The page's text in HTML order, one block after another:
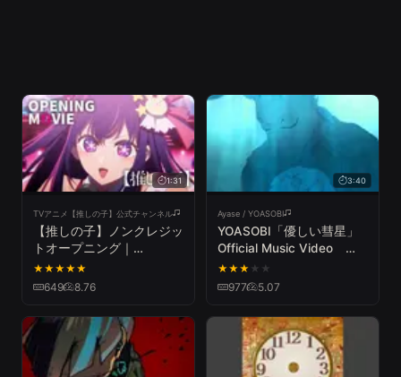
1:31
TVアニメ【推しの子】公式チャンネル
【推しの子】ノンクレジッ
トオープニング｜
YOASOBI「アイドル」
★★★★★
649 8.76
3:40
Ayase / YOASOBI
YOASOBI「優しい彗星」
Official Music Video
(YOASOBI - Comet)
★★★ ★ ★
977 5.07